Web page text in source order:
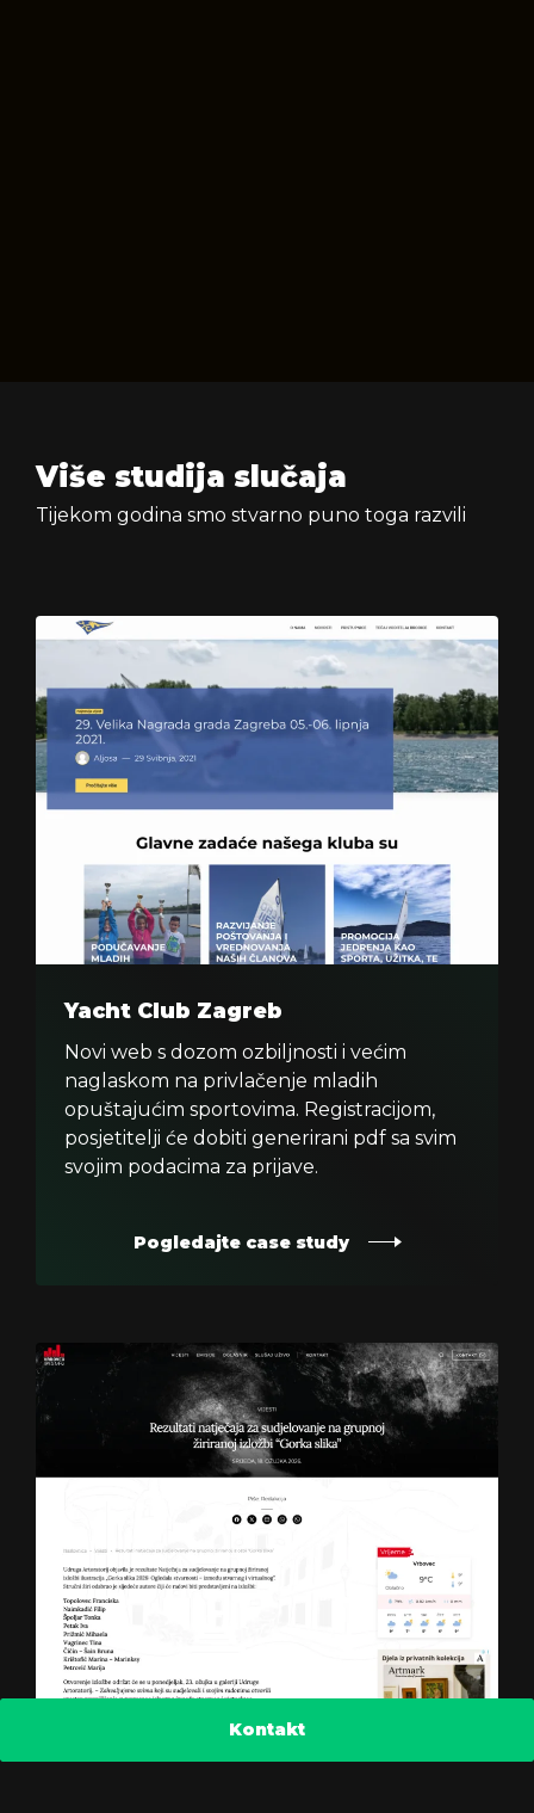
Kontakt
Više studija slučaja
Tijekom godina smo stvarno puno toga razvili
Yacht Club Zagreb
Novi web s dozom ozbiljnosti i većim
naglaskom na privlačenje mladih
opuštajućim sportovima. Registracijom,
posjetitelji će dobiti generirani pdf sa svim
svojim podacima za prijave.
Pogledajte case study